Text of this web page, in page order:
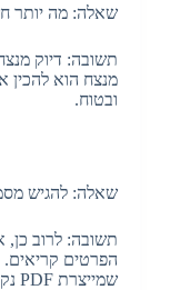
שאלה: מה יותר
תשובה: דיוק
מנצח הוא
ובטוח.
שאלה: להגיש
תשובה: לרוב
הפרטים
שמייצרת PDF נקי.